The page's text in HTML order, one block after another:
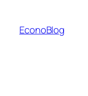
contenido
EconoBlog